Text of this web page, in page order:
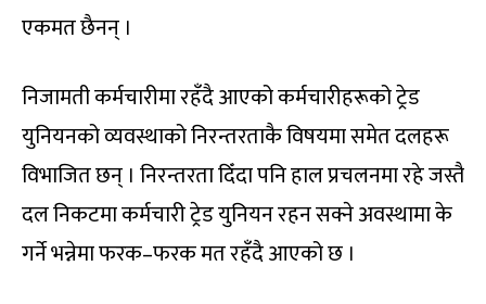
एकमत छैनन् ।
निजामती कर्मचारीमा रहँदै आएको कर्मचारीहरूको ट्रेड
युनियनको व्यवस्थाको निरन्तरताकै विषयमा समेत दलहरू
विभाजित छन् । निरन्तरता दिँदा पनि हाल प्रचलनमा रहे जस्तै
दल निकटमा कर्मचारी ट्रेड युनियन रहन सक्ने अवस्थामा के
गर्ने भन्नेमा फरक–फरक मत रहँदै आएको छ ।